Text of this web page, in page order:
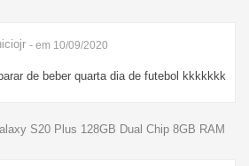
- em 10/09/2020
de beber quarta dia de futebol kkkkkkk
S20 Plus 128GB Dual Chip 8GB RAM